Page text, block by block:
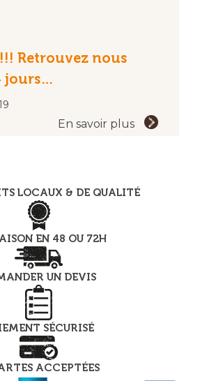
Retrouvez nous
jours…
En savoir plus
LOCAUX & DE QUALITÉ
EN 48 OU 72H
UN DEVIS
SÉCURISÉ
ACCEPTÉES